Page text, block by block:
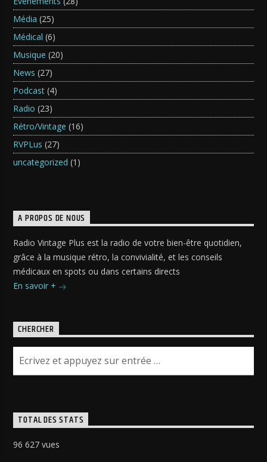
Média (25)
Médical (6)
Musique (20)
News (27)
Podcast (4)
Radio (23)
Rétro/Vintage (16)
RVPLus (27)
uncategorized (1)
A PROPOS DE NOUS
Radio Vintage Plus est la radio de votre bien-être quotidien,
grâce à la musique rétro, la convivialité, et les conseils
médicaux en spots ou dans certains directs
En savoir +
CHERCHER
TOTAL DES STATS
96 627 vues